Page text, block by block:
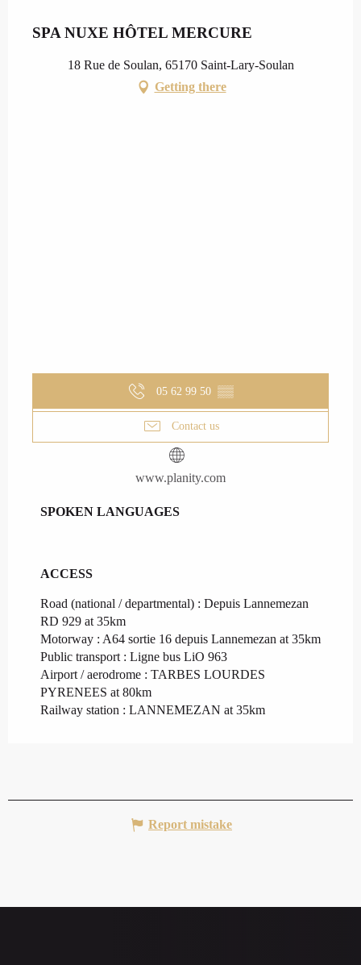
SPA NUXE HÔTEL MERCURE
18 Rue de Soulan, 65170 Saint-Lary-Soulan
Getting there
05 62 99 50 ▒▒
Contact us
www.planity.com
SPOKEN LANGUAGES
SPOKEN LANGUAGES
ACCESS
ACCESS
Road (national / departmental) : Depuis Lannemezan
RD 929 at 35km
Motorway : A64 sortie 16 depuis Lannemezan at 35km
Public transport : Ligne bus LiO 963
Airport / aerodrome : TARBES LOURDES
PYRENEES at 80km
Railway station : LANNEMEZAN at 35km
Report mistake